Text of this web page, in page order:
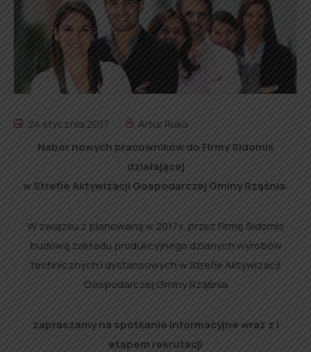
24 stycznia 2017
Artur Ruka
Nabór nowych pracowników do Firmy Sidomis
działającej
w Strefie Aktywizacji Gospodarczej Gminy Rząśnia.
W związku z planowaną w 2017 r. przez Firmę Sidomis
budową zakładu produkcyjnego dzianych wyrobów
technicznych i dystansowych w Strefie Aktywizacji
Gospodarczej Gminy Rząśnia
zapraszamy na spotkanie informacyjne wraz z I
etapem rekrutacji